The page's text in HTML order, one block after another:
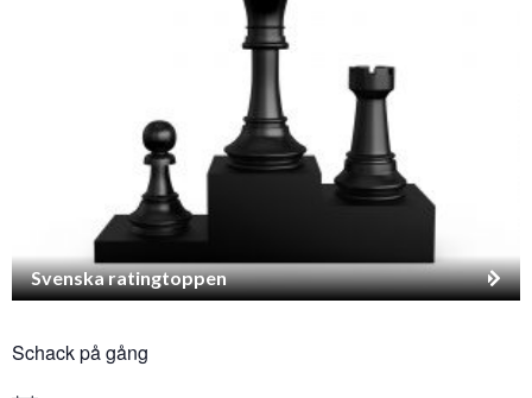
Svenska ratingtoppen
Schack på gång